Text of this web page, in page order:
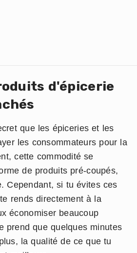
d'épicerie
que les épiceries et les
les consommateurs pour la
cette commodité se
de produits pré-coupés,
Cependant, si tu évites ces
rends directement à la
économiser beaucoup
prend que quelques minutes
la qualité de ce que tu